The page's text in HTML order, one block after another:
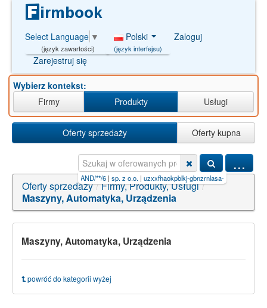
Select Language ▼
(język zawartości)
Polski
(język interfejsu)
Zaloguj
Zarejestruj się
Wybierz kontekst:
Firmy
Produkty Usługi
Oferty sprzedaży Oferty kupna
...
miÄ™sna w dani'AND/**/6|sp. z o.o.| uzxxfhaokpblkj-gbnzrnlasa-n (hcl|
Oferty sprzedaży / Firmy, Produkty, Usługi /
Maszyny, Automatyka, Urządzenia
Maszyny, Automatyka, Urządzenia
powróć do kategorii wyżej